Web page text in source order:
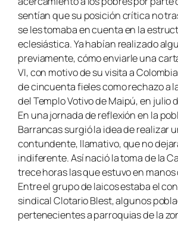
sentían que su posición crítica no
se les tomaba en cuenta en la
eclesiástica. Ya habían realizado
previamente, cómo enviarle una
VI, con motivo de su visita a
de cincuenta fieles como rechazo a
del Templo Votivo de Maipú, en julio
En una jornada de reflexión en la
Barrancas surgió la idea de realizar
contundente, llamativo, que no
indiferente. Así nació la toma de la
trece horas las que estuvo en manos
Entre el grupo de laicos estaba el
sindical Clotario Blest, algunos
pertenecientes a parroquias de la